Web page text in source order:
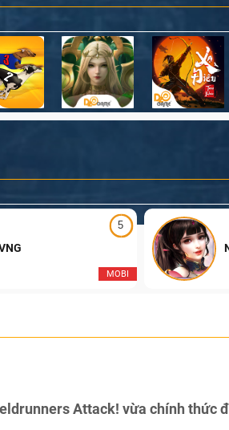
5
MOBI
Attack! vừa chính thức